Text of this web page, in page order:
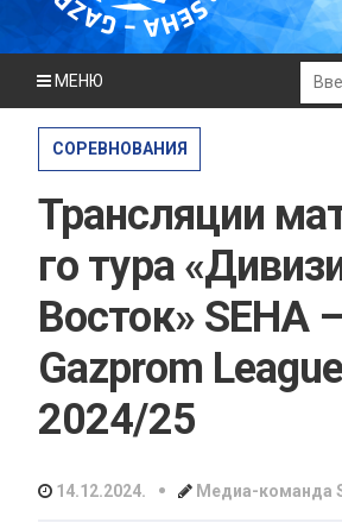
МЕНЮ
СОРЕВНОВАНИЯ
Трансляции
го тура
Восток» SEHA –
Gazprom League
2024/25
14.12.2024. • Медиа-команда